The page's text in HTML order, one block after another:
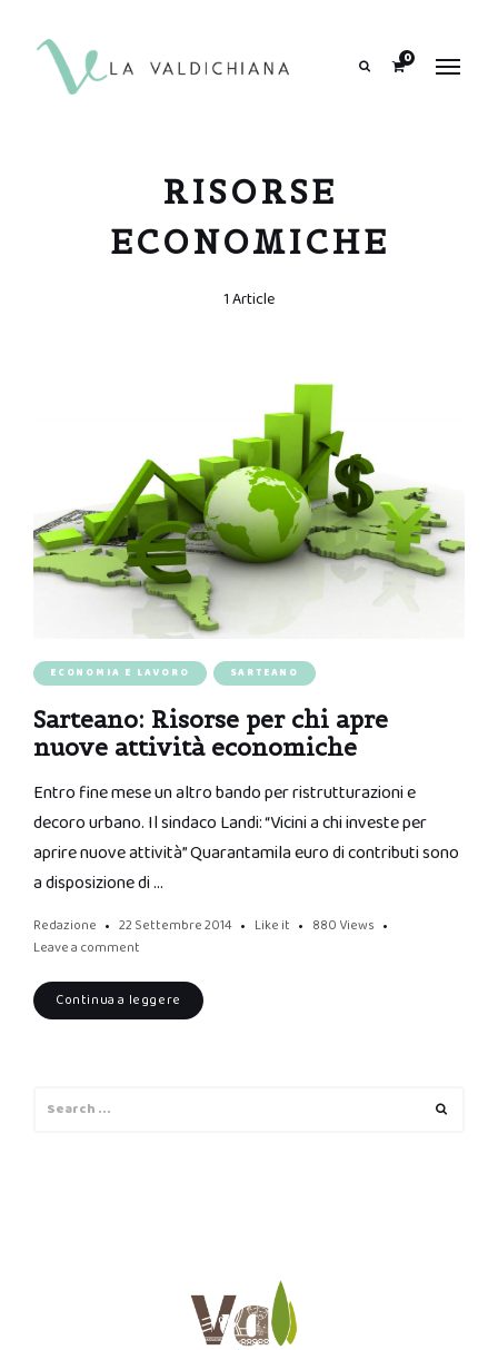
0
RISORSE
ECONOMICHE
1 Article
ECONOMIA E LAVORO SARTEANO
Sarteano: Risorse per chi apre
nuove attività economiche
Entro fine mese un altro bando per ristrutturazioni e
decoro urbano. Il sindaco Landi: “Vicini a chi investe per
aprire nuove attività” Quarantamila euro di contributi sono
a disposizione di …
Redazione 22 Settembre 2014 Like it 880 Views
Leave a comment
Continua a leggere
for: